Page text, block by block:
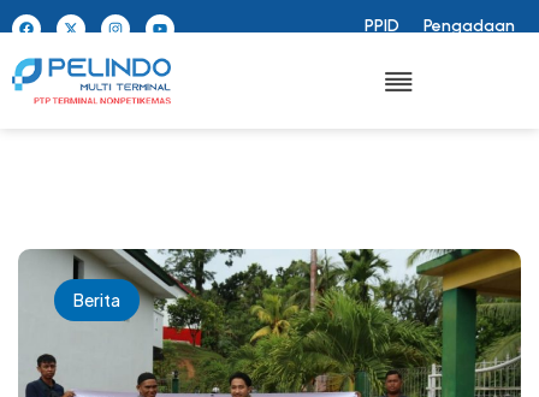
PPID Pengadaan
Berita